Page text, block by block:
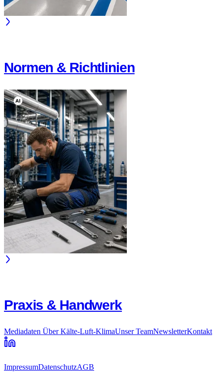
Normen & Richtlinien
Praxis & Handwerk
Mediadaten Über Kälte-Luft-KlimaUnser TeamNewsletterKontakt
ImpressumDatenschutzAGB